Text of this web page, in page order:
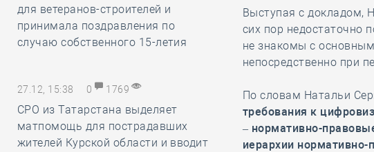
для ветеранов-строителей и
принимала поздравления по
случаю собственного 15-летия
27.12, 15:38 0 1769
СРО из Татарстана выделяет
матпомощь для пострадавших
жителей Курской области и вводит
Выступая с докладом,
сих пор недостаточно
не знакомы с
непосредственно при
По словам Натальи
требования к
– нормативно-
иерархии нормативно-